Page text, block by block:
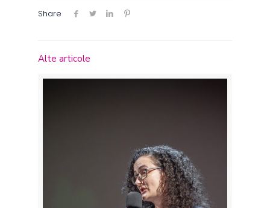
Share
Alte articole